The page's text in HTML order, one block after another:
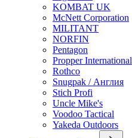
KOMBAT UK
McNett Corporation
MILITANT
NORFIN
Pentagon
Propper International
Rothco
Snugpak / Англия
Stich Profi
Uncle Mike's
Voodoo Tactical
Yakeda Outdoors